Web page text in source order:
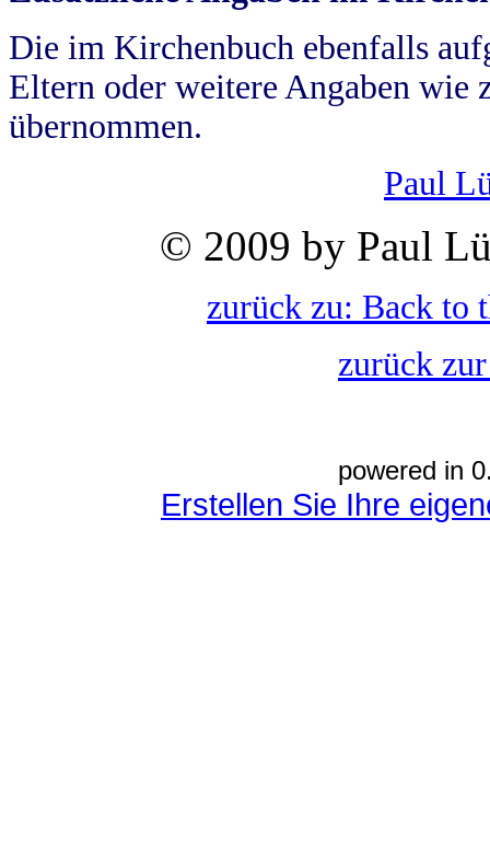
Die im Kirchenbuch ebenfalls
Eltern oder weitere Angaben wie
übernommen.
Paul
© 2009 by Paul
zurück zu: Back to
zurück
powered in
Erstellen Sie Ihre